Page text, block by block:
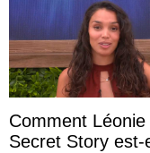
Comment Léonie
Secret Story est-